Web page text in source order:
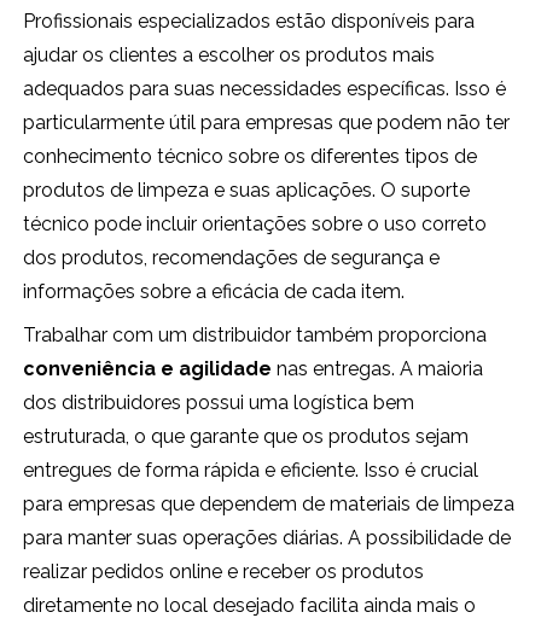
Profissionais especializados estão disponíveis para
ajudar os clientes a escolher os produtos mais
adequados para suas necessidades específicas. Isso é
particularmente útil para empresas que podem não ter
conhecimento técnico sobre os diferentes tipos de
produtos de limpeza e suas aplicações. O suporte
técnico pode incluir orientações sobre o uso correto
dos produtos, recomendações de segurança e
informações sobre a eficácia de cada item.
Trabalhar com um distribuidor também proporciona
conveniência e agilidade nas entregas. A maioria
dos distribuidores possui uma logística bem
estruturada, o que garante que os produtos sejam
entregues de forma rápida e eficiente. Isso é crucial
para empresas que dependem de materiais de limpeza
para manter suas operações diárias. A possibilidade de
realizar pedidos online e receber os produtos
diretamente no local desejado facilita ainda mais o